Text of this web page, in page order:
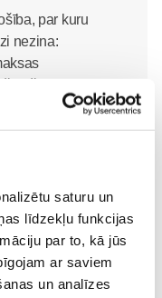
saturu un
līdzekļu funkcijas
par to, kā jūs
ar saviem
un analīzes
par kuru daudzi
zīdaiņiem
Jaundzimušais
10:58